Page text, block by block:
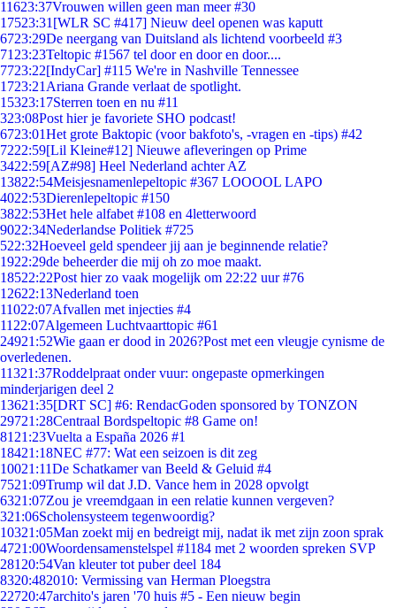
11623:37Vrouwen willen geen man meer #30
17523:31 [WLR SC #417] Nieuw deel openen was kaputt
6723:29De neergang van Duitsland als lichtend voorbeeld #3
71 23:23Teltopic #1567 tel door en door en door....
7723:22[IndyCar] #115 We're in Nashville Tennessee
1723:21 Ariana Grande verlaat de spotlight.
15323:17Sterren toen en nu #11
323:08Post hier je favoriete SHO podcast!
6723:01Het grote Baktopic (voor bakfoto's, -vragen en -tips) #42
7222:59[Lil Kleine#12] Nieuwe afleveringen op Prime
3422:59[AZ#98] Heel Nederland achter AZ
13822:54Meisjesnamenlepeltopic #367 LOOOOL LAPO
4022:53Dierenlepeltopic #150
3822:53Het hele alfabet #108 en 4letterwoord
9022:34Nederlandse Politiek #725
522:32Hoeveel geld spendeer jij aan je beginnende relatie?
1922:29de beheerder die mij oh zo moe maakt.
18522:22Post hier zo vaak mogelijk om 22:22 uur #76
12622:13Nederland toen
11022:07Afvallen met injecties #4
11 22:07Algemeen Luchtvaarttopic #61
24921:52Wie gaan er dood in 2026?Post met een vleugje cynisme de
overledenen.
11321:37Roddelpraat onder vuur: ongepaste opmerkingen
minderjarigen deel 2
13621:35[DRT SC] #6: RendacGoden sponsored by TONZON
29721:28Centraal Bordspeltopic #8 Game on!
81 21:23Vuelta a España 2026 #1
18421:18NEC #77: Wat een seizoen is dit zeg
10021:11De Schatkamer van Beeld & Geluid #4
7521:09Trump wil dat J.D. Vance hem in 2028 opvolgt
6321:07Zou je vreemdgaan in een relatie kunnen vergeven?
321:06Scholensysteem tegenwoordig?
10321:05Man zoekt mij en bedreigt mij, nadat ik met zijn zoon sprak
4721:00Woordensamenstelspel #1184 met 2 woorden spreken SVP
281 20:54Van kleuter tot puber deel 184
8320:482010: Vermissing van Herman Ploegstra
22720:47archito's jaren '70 huis #5 - Een nieuw begin